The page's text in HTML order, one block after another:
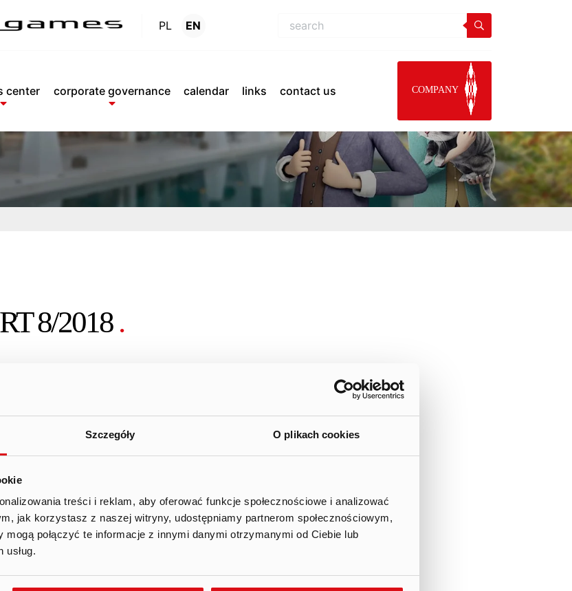
Szczegóły O plikach cookies
treści i reklam, aby oferować funkcje społecznościowe i analizować
jak korzystasz z naszej witryny, udostępniamy partnerom społecznościowym,
połączyć te informacje z innymi danymi otrzymanymi od Ciebie lub
usług.
PL EN
center corporate governance calendar links contact us COMPANY
Reports.
8/2018 .
Ujawnienie stanu posiadania
informuje, że w dniu dzisiejszym wpłynęło do Spółki zawiadomienie od
art. 70 pkt 1 Ustawy o ofercie publicznej i warunkach wprowadzania
systemu obrotu oraz o spółkach publicznych.